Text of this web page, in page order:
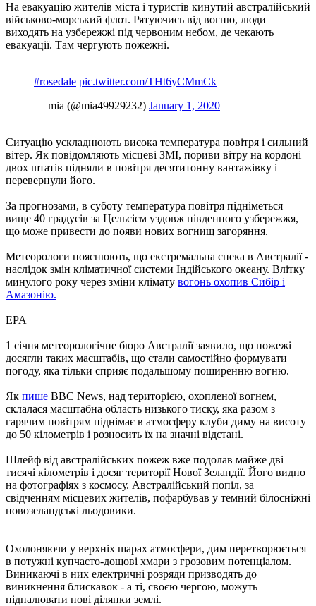
На евакуацію жителів міста і туристів кинутий австралійський
військово-морський флот. Рятуючись від вогню, люди
виходять на узбережжі під червоним небом, де чекають
евакуації. Там чергують пожежні.
#rosedale pic.twitter.com/THt6yCMmCk
— mia (@mia49929232) January 1, 2020
Ситуацію ускладнюють висока температура повітря і сильний
вітер. Як повідомляють місцеві ЗМІ, пориви вітру на кордоні
двох штатів підняли в повітря десятитонну вантажівку і
перевернули його.
За прогнозами, в суботу температура повітря підніметься
вище 40 градусів за Цельсієм уздовж південного узбережжя,
що може привести до появи нових вогнищ загоряння.
Метеорологи пояснюють, що екстремальна спека в Австралії -
наслідок змін кліматичної системи Індійського океану. Влітку
минулого року через зміни клімату вогонь охопив Сибір і
Амазонію.
EPA
1 січня метеорологічне бюро Австралії заявило, що пожежі
досягли таких масштабів, що стали самостійно формувати
погоду, яка тільки сприяє подальшому поширенню вогню.
Як пише BBC News, над територією, охопленої вогнем,
склалася масштабна область низького тиску, яка разом з
гарячим повітрям піднімає в атмосферу клуби диму на висоту
до 50 кілометрів і розносить їх на значні відстані.
Шлейф від австралійських пожеж вже подолав майже дві
тисячі кілометрів і досяг території Нової Зеландії. Його видно
на фотографіях з космосу. Австралійський попіл, за
свідченням місцевих жителів, пофарбував у темний білосніжні
новозеландські льодовики.
Охолоняючи у верхніх шарах атмосфери, дим перетворюється
в потужні купчасто-дощові хмари з грозовим потенціалом.
Виникаючі в них електричні розряди призводять до
виникнення блискавок - а ті, своєю чергою, можуть
підпалювати нові ділянки землі.